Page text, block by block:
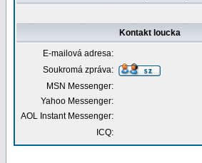
Kontakt loucka
E-mailová adresa:
Soukromá zpráva:
MSN Messenger:
Yahoo Messenger:
AOL Instant Messenger:
ICQ: